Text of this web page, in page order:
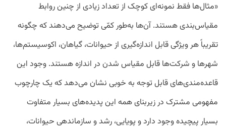
«مثال‌ها فقط نمونه‌ای کوچک از تعداد زیادی از چنین روابط
مقیاس‌بندی هستند. آن‌ها به‌طور کمّی توضیح می‌دهند که چگونه
تقریباً هر ویژگی قابل اندازه‌گیری از حیوانات، گیاهان، اکوسیستم‌ها،
شهرها و شرکت‌ها قابل مقیاس شدن در اندازه هستند. وجود این
قاعده‌مندی‌های قابل توجه به خوبی نشان می‌دهد که یک چارچوب
مفهومی مشترک در زیربنای همه این پدیده‌های بسیار متفاوت
بسیار پیچیده وجود دارد و پویایی، رشد و سازماندهی حیوانات،